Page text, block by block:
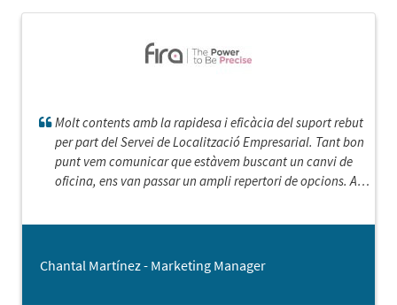
Molt contents amb la rapidesa i eficàcia del suport rebut
per part del Servei de Localització Empresarial. Tant bon
punt vem comunicar que estàvem buscant un canvi de
oficina, ens van passar un ampli repertori de opcions. A
Chantal Martínez - Marketing Manager